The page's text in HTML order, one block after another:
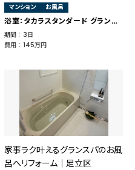
マンション お風呂
浴室：タカラスタンダード グランスパ
期間 ： 3日
費用 ： 145万円
家事ラク叶えるグランスパのお風
呂へリフォーム｜足立区